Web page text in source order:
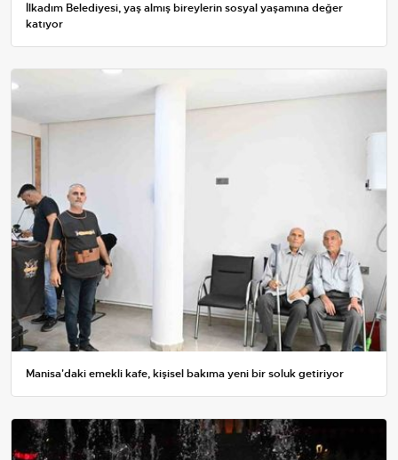
İlkadım Belediyesi, yaş almış bireylerin sosyal yaşamına değer
katıyor
Manisa'daki emekli kafe, kişisel bakıma yeni bir soluk getiriyor